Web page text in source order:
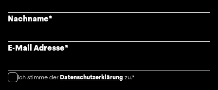
Nachname*
E-Mail Adresse*
Ich stimme derDatenschutzerklärung zu.*